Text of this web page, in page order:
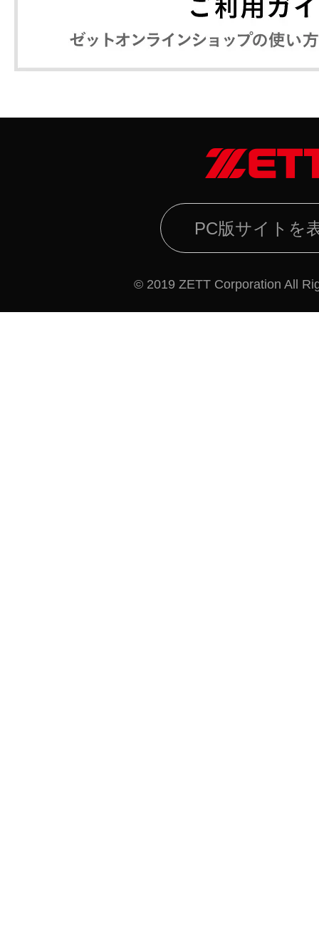
PC版サイトを
© 2019 ZETT Corporation All